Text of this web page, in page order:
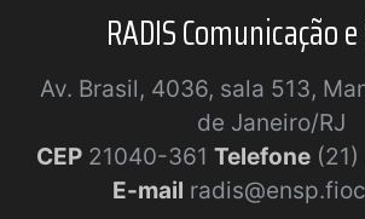
RADIS Comunicação
Av. Brasil, 4036, sala 513,
de Janeiro/RJ
CEP 21040-361 Telefone
E-mail